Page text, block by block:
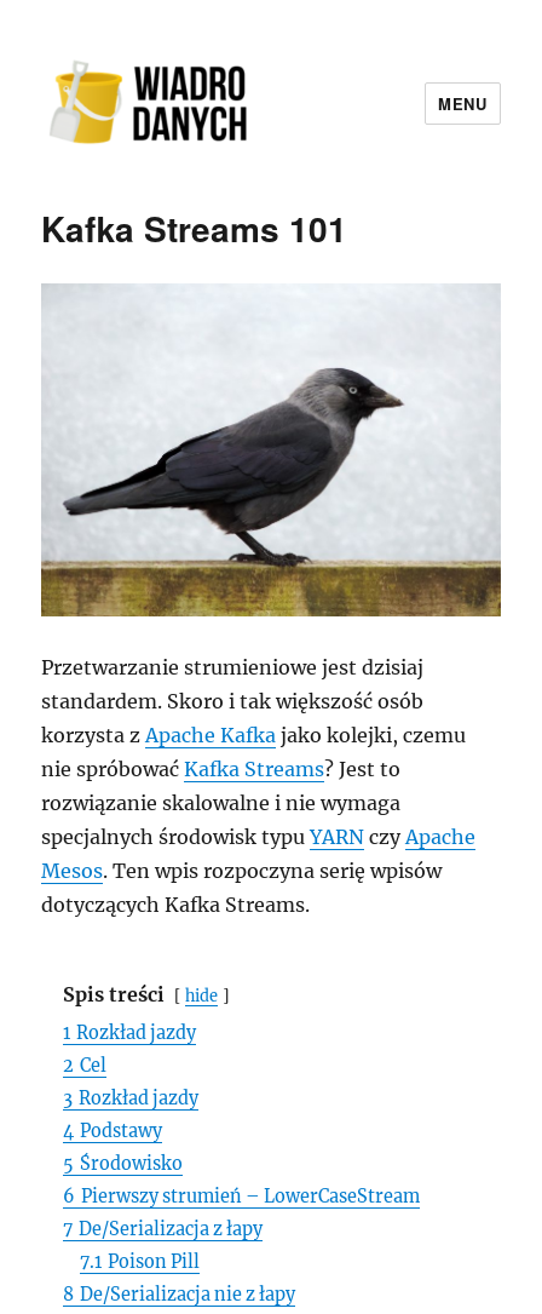
MENU
Kafka Streams 101
Przetwarzanie strumieniowe jest dzisiaj
standardem. Skoro i tak większość osób
korzysta z Apache Kafka jako kolejki, czemu
nie spróbowaćKafka Streams? Jest to
rozwiązanie skalowalne i nie wymaga
specjalnych środowisk typuYARN czy Apache
Mesos. Ten wpis rozpoczyna serię wpisów
dotyczących Kafka Streams.
Spis treści hide
1 Rozkład jazdy
2 Cel
3 Rozkład jazdy
4 Podstawy
5 Środowisko
6 Pierwszy strumień – LowerCaseStream
7 De/Serializacja z łapy
7.1 Poison Pill
8 De/Serializacja nie z łapy